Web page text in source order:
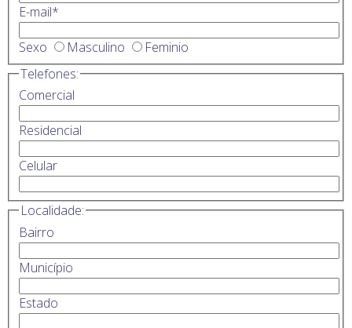
E-mail*
Sexo Masculino
Feminio
Telefones:
Comercial
Residencial
Celular
Localidade:
Bairro
Município
Estado